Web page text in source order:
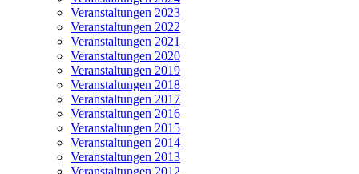
Veranstaltungen 2023
Veranstaltungen 2022
Veranstaltungen 2021
Veranstaltungen 2020
Veranstaltungen 2019
Veranstaltungen 2018
Veranstaltungen 2017
Veranstaltungen 2016
Veranstaltungen 2015
Veranstaltungen 2014
Veranstaltungen 2013
Veranstaltungen 2012